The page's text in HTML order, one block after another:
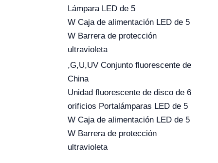
Lámpara LED de 5
W Caja de alimentación LED de 5
W Barrera de protección
ultravioleta
,G,U,UV Conjunto fluorescente de
China
Unidad fluorescente de disco de 6
orificios Portalámparas LED de 5
W Caja de alimentación LED de 5
W Barrera de protección
ultravioleta